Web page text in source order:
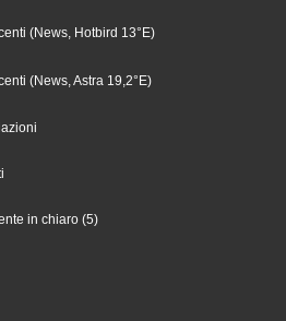
(News, Hotbird 13°E)
(News, Astra 19,2°E)
in chiaro (5)